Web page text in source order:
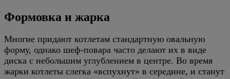
Формовка и жарка
Многие придают котлетам стандартную овальную
форму, однако шеф-повара часто делают их в виде
диска с небольшим углублением в центре. Во время
жарки котлеты слегка «вспухнут» в середине, и станут